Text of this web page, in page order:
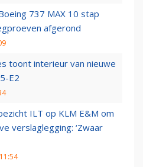
737 MAX 10 stap
afgerond
toont interieur van nieuwe
E2
ILT op KLM E&M om
verslaglegging: ‘Zwaar